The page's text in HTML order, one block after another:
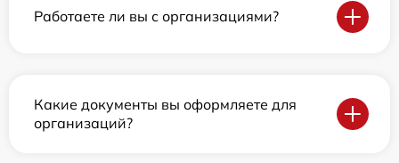
Работаете ли вы с организациями?
Какие документы вы оформляете для
организаций?